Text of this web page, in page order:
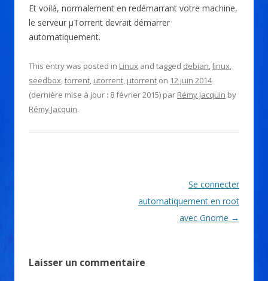
Et voilà, normalement en redémarrant votre machine,
le serveur µTorrent devrait démarrer
automatiquement.
This entry was posted in Linux and tagged debian, linux,
seedbox,torrent, utorrent, µtorrent on 12 juin 2014
(dernière mise à jour : 8 février 2015) par Rémy Jacquin by
Rémy Jacquin.
Se connecter
automatiquement en root
avec Gnome →
Laisser un commentaire